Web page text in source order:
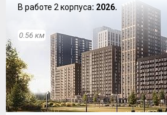
В работе 2 корпуса: 2026.
0.56 км